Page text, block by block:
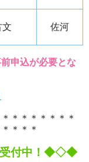
文 佐河
申込が必要とな
＊＊＊＊＊＊＊
＊＊＊
受付中！◆◇◆